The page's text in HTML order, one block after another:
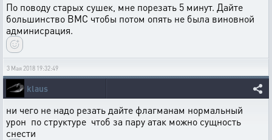
По поводу старых сушек, мне порезать 5 минут. Дайте
большинство ВМС чтобы потом опять не была виновной
админисрация.
3 Мая 2018 19:32:49
klaus
ни чего не надо резать дайте флагманам нормальный
урон по структуре чтоб за пару атак можно сущность
снести